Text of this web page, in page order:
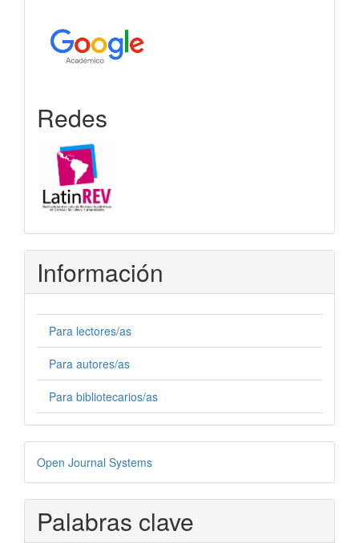
Redes
Información
Para lectores/as
Para autores/as
Para bibliotecarios/as
Desarrollado
por
Open Journal Systems
Palabras clave